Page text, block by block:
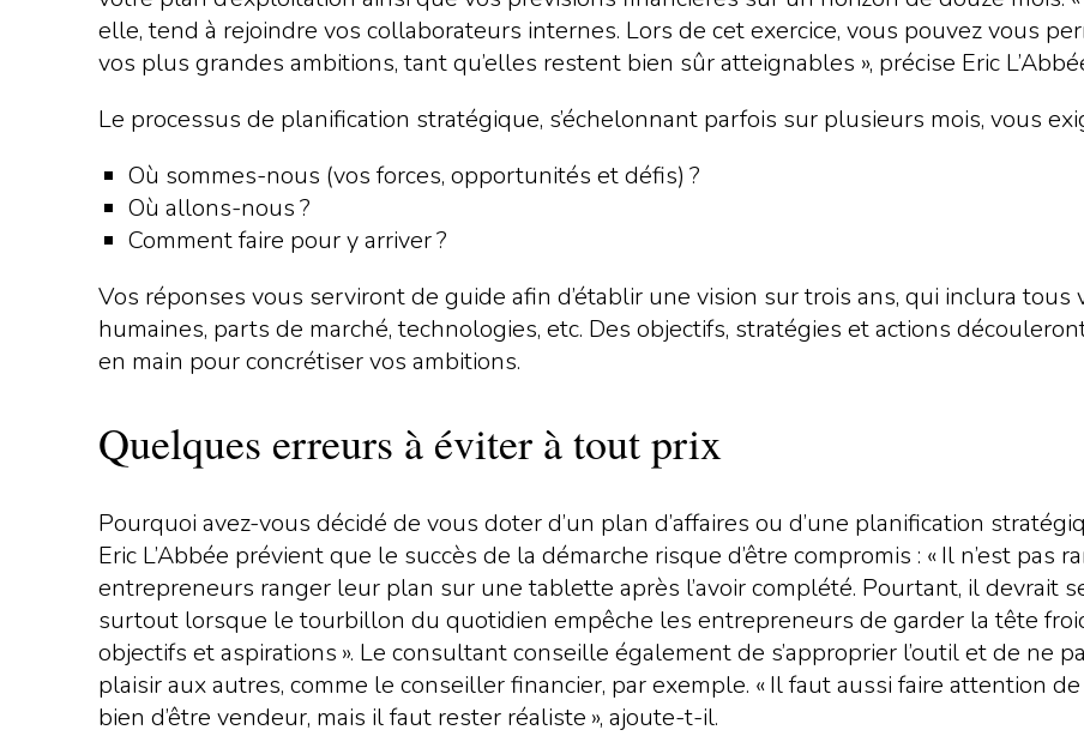
elle, tend à rejoindre vos collaborateurs internes. Lors de cet exercice, vous pouvez vous
vos plus grandes ambitions, tant qu’elles restent bien sûr atteignables », précise Eric
Le processus de planification stratégique, s’échelonnant parfois sur plusieurs mois, vous
Où sommes-nous (vos forces, opportunités et défis) ?
Où allons-nous ?
Comment faire pour y arriver ?
Vos réponses vous serviront de guide afin d’établir une vision sur trois ans, qui inclura
humaines, parts de marché, technologies, etc. Des objectifs, stratégies et actions
en main pour concrétiser vos ambitions.
Quelques erreurs à éviter à tout prix
Pourquoi avez-vous décidé de vous doter d’un plan d’affaires ou d’une planification
Eric L’Abbée prévient que le succès de la démarche risque d’être compromis : « Il n’est pas
entrepreneurs ranger leur plan sur une tablette après l’avoir complété. Pourtant, il devrait
surtout lorsque le tourbillon du quotidien empêche les entrepreneurs de garder la tête
objectifs et aspirations ». Le consultant conseille également de s’approprier l’outil et de ne
plaisir aux autres, comme le conseiller financier, par exemple. « Il faut aussi faire attention
bien d’être vendeur, mais il faut rester réaliste », ajoute-t-il.